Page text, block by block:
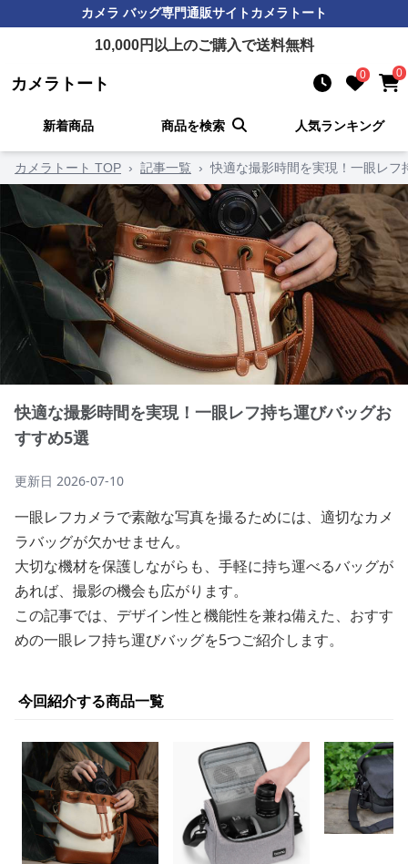
カメラ バッグ専門通販サイトカメラトート
10,000円以上のご購入で送料無料
カメラトート 0 0
新着商品 商品を検索 人気ランキング
カメラトート TOP › 記事一覧 › 快適な撮影時間を実現！一眼レフ
快適な撮影時間を実現！一眼レフ持ち運びバッグお
すすめ5選
更新日 2026-07-10
一眼レフカメラで素敵な写真を撮るためには、適切なカメ
ラバッグが欠かせません。
大切な機材を保護しながらも、手軽に持ち運べるバッグが
あれば、撮影の機会も広がります。
この記事では、デザイン性と機能性を兼ね備えた、おすす
めの一眼レフ持ち運びバッグを5つご紹介します。
今回紹介する商品一覧